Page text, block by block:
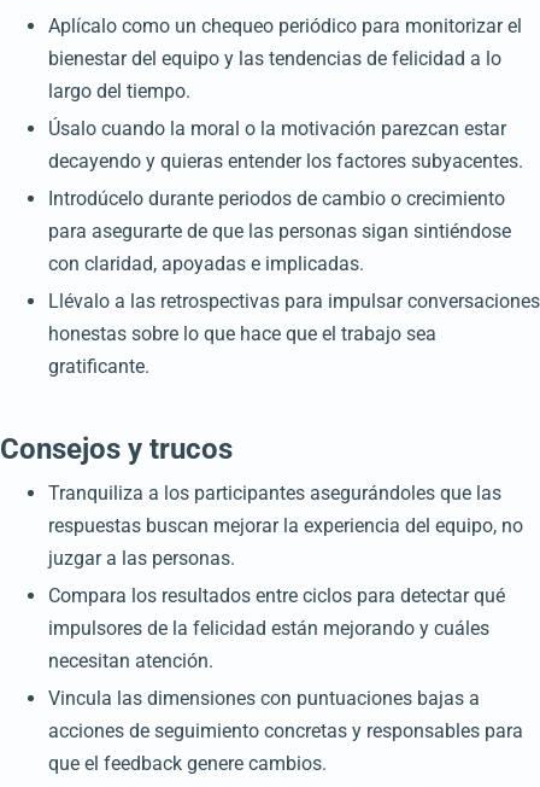
Aplícalo como un chequeo periódico para monitorizar el
bienestar del equipo y las tendencias de felicidad a lo
largo del tiempo.
Úsalo cuando la moral o la motivación parezcan estar
decayendo y quieras entender los factores subyacentes.
Introdúcelo durante periodos de cambio o crecimiento
para asegurarte de que las personas sigan sintiéndose
con claridad, apoyadas e implicadas.
Llévalo a las retrospectivas para impulsar conversaciones
honestas sobre lo que hace que el trabajo sea
gratificante.
Consejos y trucos
Tranquiliza a los participantes asegurándoles que las
respuestas buscan mejorar la experiencia del equipo, no
juzgar a las personas.
Compara los resultados entre ciclos para detectar qué
impulsores de la felicidad están mejorando y cuáles
necesitan atención.
Vincula las dimensiones con puntuaciones bajas a
acciones de seguimiento concretas y responsables para
que el feedback genere cambios.